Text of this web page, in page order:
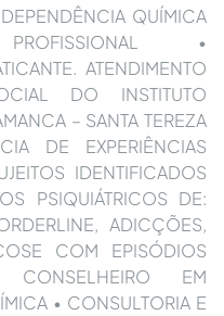
QUÍMICA
PROFISSIONAL •
ATENDIMENTO
DO INSTITUTO
– SANTA TEREZA
DE EXPERIÊNCIAS
IDENTIFICADOS
PSIQUIÁTRICOS DE:
ADICÇÕES,
COM EPISÓDIOS
CONSELHEIRO EM
• CONSULTORIA E